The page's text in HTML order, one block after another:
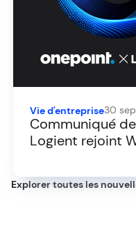
Vie d'entreprise30
Communiqué
Logient rejoint
Explorer toutes les